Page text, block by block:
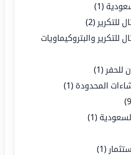
(1)
للتكرير (2)
للتكرير والبتروكيماويات
للحفر (1)
المحدودة (1)
(1)
(1)